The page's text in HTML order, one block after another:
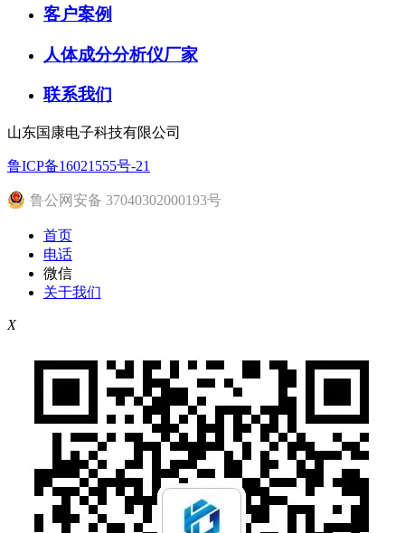
客户案例
人体成分分析仪厂家
联系我们
山东国康电子科技有限公司
鲁ICP备16021555号-21
鲁公网安备 37040302000193号
首页
电话
微信
关于我们
X